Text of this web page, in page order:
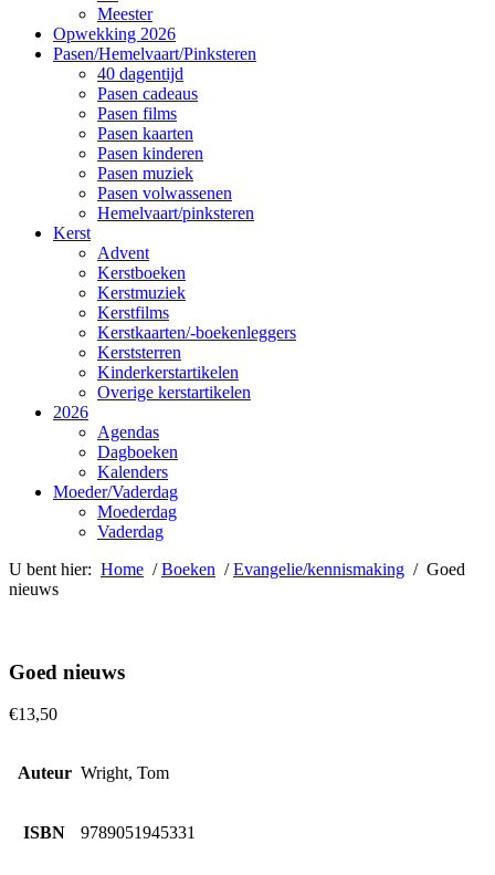
Meester
Opwekking 2026
Pasen/Hemelvaart/Pinksteren
40 dagentijd
Pasen cadeaus
Pasen films
Pasen kaarten
Pasen kinderen
Pasen muziek
Pasen volwassenen
Hemelvaart/pinksteren
Kerst
Advent
Kerstboeken
Kerstmuziek
Kerstfilms
Kerstkaarten/-boekenleggers
Kerststerren
Kinderkerstartikelen
Overige kerstartikelen
2026
Agendas
Dagboeken
Kalenders
Moeder/Vaderdag
Moederdag
Vaderdag
U bent hier: Home /Boeken /Evangelie/kennismaking / Goed
nieuws
Goed nieuws
€13,50
Auteur Wright, Tom
ISBN 9789051945331